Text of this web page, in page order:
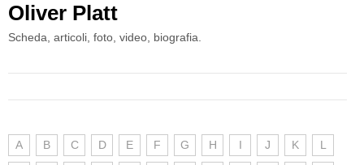
Oliver Platt
Scheda, articoli, foto, video, biografia.
A B C D E F G H I J K L